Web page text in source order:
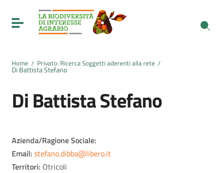
Vai al menu di navigazione
Vai al footer
Toggle navigation
Home / Privato: Ricerca Soggetti aderenti alla rete /
Di Battista Stefano
Di Battista Stefano
Azienda/Ragione Sociale:
Email: stefano.dibba@libero.it
Territori: Otricoli